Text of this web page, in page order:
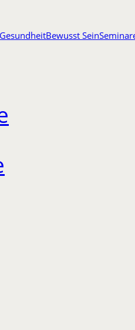
GesundheitBewusst Sein